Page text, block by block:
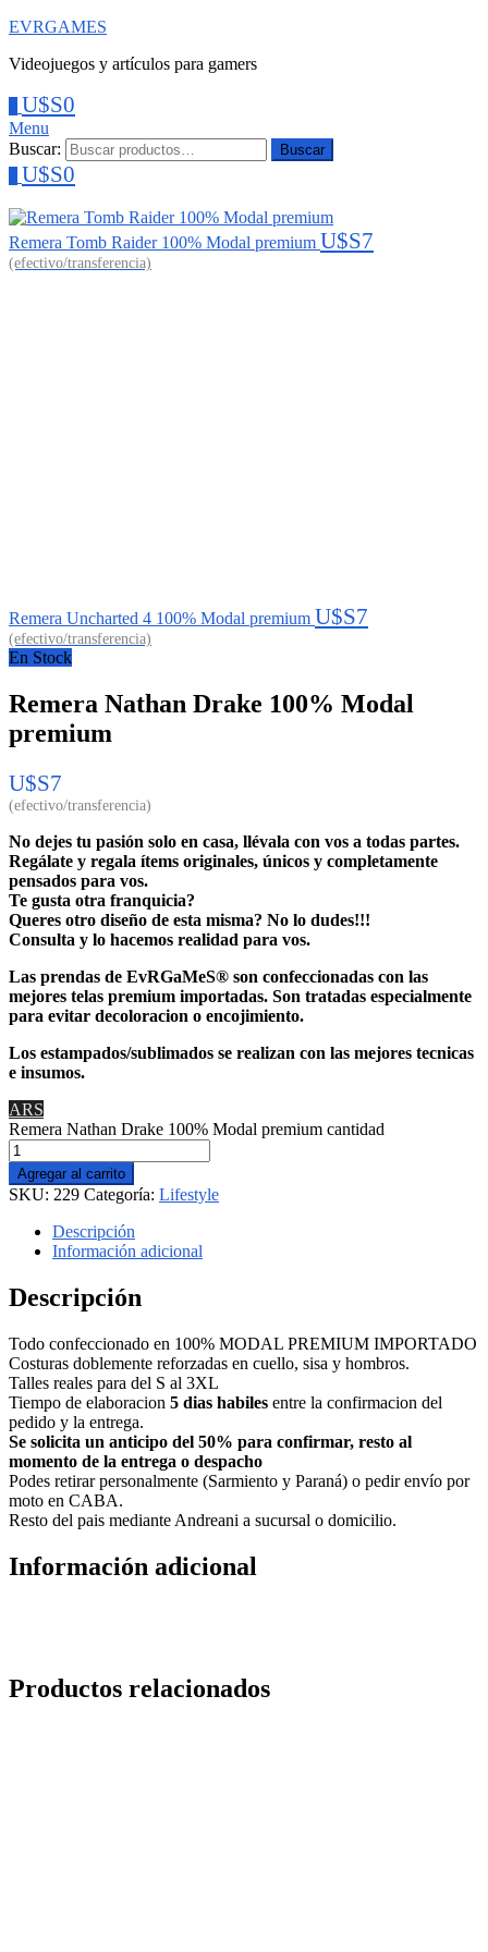
EVRGAMES
Videojuegos y artículos para gamers
U$S0
Menu
Buscar:
Buscar
U$S0
Remera Tomb Raider 100% Modal premium U$S7
Remera Uncharted 4 100% Modal premium U$S7
En Stock
Remera Nathan Drake 100% Modal
premium
U$S7
No dejes tu pasión solo en casa, llévala con vos a todas partes.
Regálate y regala ítems originales, únicos y completamente
pensados para vos.
Te gusta otra franquicia?
Queres otro diseño de esta misma? No lo dudes!!!
Consulta y lo hacemos realidad para vos.
Las prendas de EvRGaMeS® son confeccionadas con las
mejores telas premium importadas. Son tratadas especialmente
para evitar decoloracion o encojimiento.
Los estampados/sublimados se realizan con las mejores tecnicas
e insumos.
ARS
Remera Nathan Drake 100% Modal premium cantidad
Agregar al carrito
SKU: 229 Categoría: Lifestyle
Descripción
Información adicional
Descripción
Todo confeccionado en 100% MODAL PREMIUM IMPORTADO
Costuras doblemente reforzadas en cuello, sisa y hombros.
Talles reales para del S al 3XL
Tiempo de elaboracion 5 dias habiles entre la confirmacion del
pedido y la entrega.
Se solicita un anticipo del 50% para confirmar, resto al
momento de la entrega o despacho
Podes retirar personalmente (Sarmiento y Paraná) o pedir envío por
moto en CABA.
Resto del pais mediante Andreani a sucursal o domicilio.
Información adicional
Productos relacionados